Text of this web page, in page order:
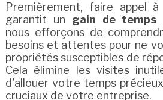
Premièrement, faire appel
garantit un gain de temps
nous efforçons de
besoins et attentes pour ne
propriétés susceptibles de
Cela élimine les visites
d'allouer votre temps
cruciaux de votre entreprise.